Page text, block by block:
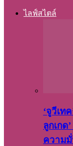
ไลฟ์สไตล์
‘จูวีเท
ลูกเกด
ความ